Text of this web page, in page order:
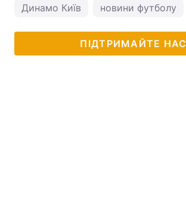
Динамо Київ новини футболу
ПІДТРИМАЙТЕ НАС